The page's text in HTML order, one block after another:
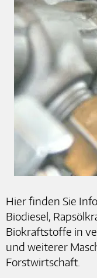
Hier finden Sie
Biodiesel,
Biokraftstoffe in
und weiterer
Forstwirtschaft.